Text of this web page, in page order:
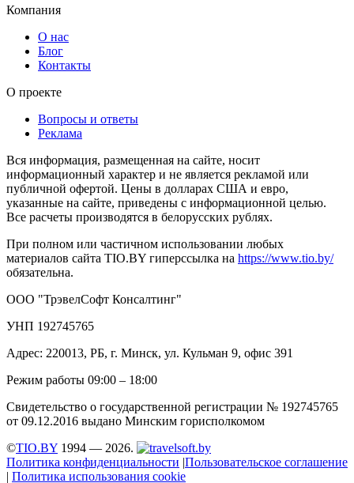
Компания
О нас
Блог
Контакты
О проекте
Вопросы и ответы
Реклама
Вся информация, размещенная на сайте, носит
информационный характер и не является рекламой или
публичной офертой. Цены в долларах США и евро,
указанные на сайте, приведены с информационной целью.
Все расчеты производятся в белорусских рублях.
При полном или частичном использовании любых
материалов сайта TIO.BY гиперссылка на https://www.tio.by/
обязательна.
ООО "ТрэвелСофт Консалтинг"
УНП 192745765
Адрес: 220013, РБ, г. Минск, ул. Кульман 9, офис 391
Режим работы 09:00 – 18:00
Свидетельство о государственной регистрации № 192745765
от 09.12.2016 выдано Минским горисполкомом
©TIO.BY 1994 — 2026.
Политика конфиденциальности |Пользовательское соглашение
| Политика использования cookie